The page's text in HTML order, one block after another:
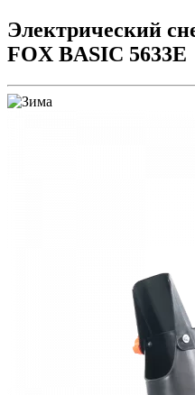
Электрический
FOX BASIC 5633Е